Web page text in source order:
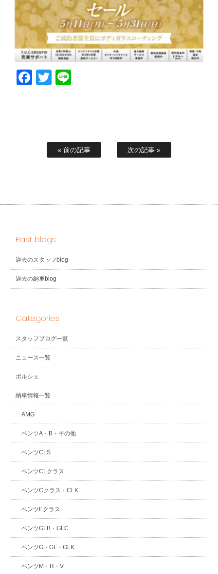
Facebook
Twitter
« 前の記事 次の記事 »
Past blogs
過去のスタッフblog
過去の納車blog
Categories
スタッフブログ一覧
ニュース一覧
ポルシェ
納車情報一覧
AMG
ベンツA・B・その他
ベンツCLS
ベンツCLクラス
ベンツCクラス・CLK
ベンツEクラス
ベンツGLB・GLC
ベンツG・GL・GLK
ベンツM・R・V